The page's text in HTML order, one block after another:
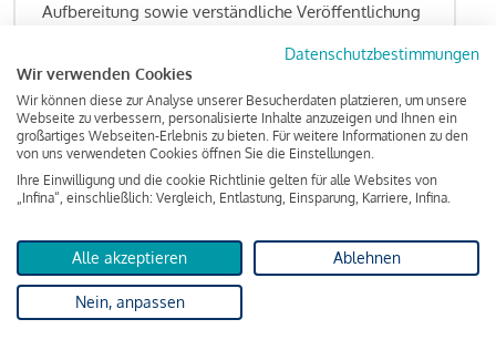
Aufbereitung sowie verständliche Veröffentlichung
Kreditgeschäft gehören zu den wesentlichen
Schwerpunktsetzungen meiner Funktion.
Lesen Sie meine Finanzierungs-Tipps
KreditindexDas Wohnkredit Barometer
Datenschutzbestimmungen
Wir verwenden Cookies
Wir können diese zur Analyse unserer Besucherdaten platzieren, um unsere
Webseite zu verbessern, personalisierte Inhalte anzuzeigen und Ihnen ein
großartiges Webseiten-Erlebnis zu bieten. Für weitere Informationen zu den
von uns verwendeten Cookies öffnen Sie die Einstellungen.
Ihre Einwilligung und die cookie Richtlinie gelten für alle Websites von
„Infina“, einschließlich: Vergleich, Entlastung, Einsparung, Karriere, Infina.
Alle akzeptieren Ablehnen
Nein, anpassen